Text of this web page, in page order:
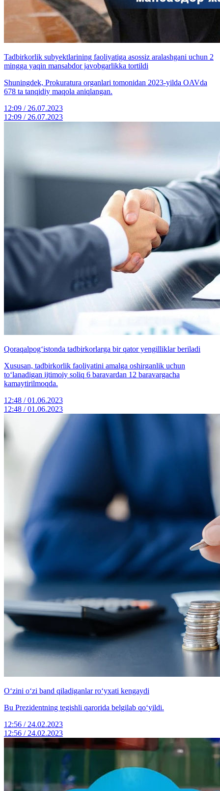
Tadbirkorlik subyektlarining faoliyatiga asossiz aralashgani uchun 2
mingga yaqin mansabdor javobgarlikka tortildi
Shuningdek, Prokuratura organlari tomonidan 2023-yilda OAVda
678 ta tanqidiy maqola aniqlangan.
12:09 / 26.07.2023
12:09 / 26.07.2023
Qoraqalpog‘istonda tadbirkorlarga bir qator yengilliklar beriladi
Xususan, tadbirkorlik faoliyatini amalga oshirganlik uchun
to‘lanadigan ijtimoiy soliq 6 baravardan 12 baravargacha
kamaytirilmoqda.
12:48 / 01.06.2023
12:48 / 01.06.2023
O‘zini o‘zi band qiladiganlar ro‘yxati kengaydi
Bu Prezidentning tegishli qarorida belgilab qo‘yildi.
12:56 / 24.02.2023
12:56 / 24.02.2023